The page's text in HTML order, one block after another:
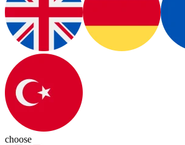
choose